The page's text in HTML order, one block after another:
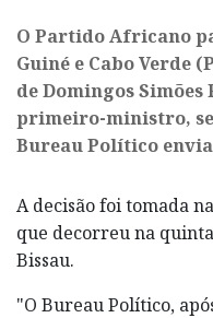
O Partido Africano
Guiné e Cabo Verde
de Domingos
primeiro-ministro,
Bureau Político
A decisão foi tomada
que decorreu na
Bissau.
"O Bureau Político,